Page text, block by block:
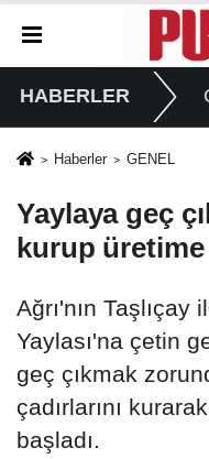
HABERLER
Haberler GENEL
Yaylaya geç
kurup üretime
Ağrı'nın
Yaylası'na çetin
geç çıkmak
çadırlarını
başladı.